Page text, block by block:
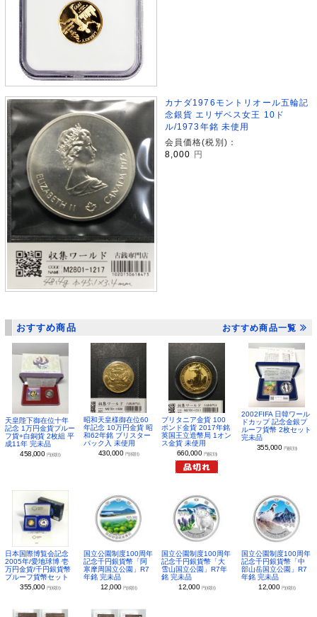
カナダ1976モントリオール五輪記
念銀貨 エリザベス女王 10ド
ル/1973年銘 未使用
会員価格(税別)：
8,000
円
おすすめ商品 おすすめ商品一覧
天皇陛下御在位十年
記念 1万円金貨プルー
フ貨+白銅貨 2枚組 平
成11年 完未品
458,000 円(税別)
昭和天皇様御在位60
年記念 10万円金貨 昭
和62年銘 ブリスター
パック入 未使用
430,000 円(税別)
ブリタニア金貨 100
ポンド金貨 2017年銘
英国王立造幣局 1オン
ス金貨 未使用
660,000 円(税別)
2002FIFA 日韓ワール
ドカップ 記念金銀プ
ルーフ貨幣 2枚セット
完未品
355,000 円(税別)
日本国際博覧会記念
2005年/愛地球博 壱
万円金貨/千円銀貨幣
プルーフ貨幣セット
355,000 円(税別)
国立公園制度100周年
記念千円銀貨幣「阿
寒摩周国立公園」R7
年銘 完未品
12,000 円(税別)
国立公園制度100周年
記念千円銀貨幣「大
雪山国立公園」R7年
銘 完未品
12,000 円(税別)
国立公園制度100周年
記念千円銀貨幣「中
部山岳国立公園」R7
年銘 完未品
12,000 円(税別)